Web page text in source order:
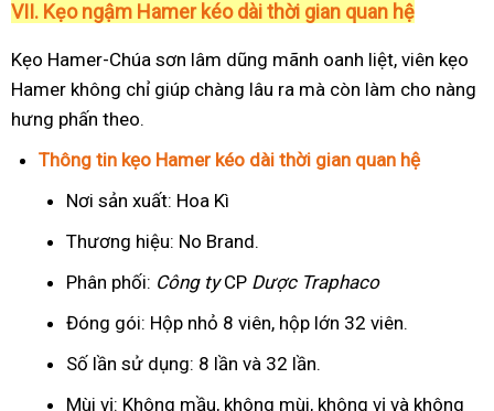
VII. Kẹo ngậm Hamer kéo dài thời gian quan hệ
Kẹo Hamer-Chúa sơn lâm dũng mãnh oanh liệt, viên kẹo
Hamer không chỉ giúp chàng lâu ra mà còn làm cho nàng
hưng phấn theo.
Thông tin kẹo Hamer kéo dài thời gian quan hệ
Nơi sản xuất: Hoa Kì
Thương hiệu: No Brand.
Phân phối: Công tyCP Dược Traphaco
Đóng gói: Hộp nhỏ 8 viên, hộp lớn 32 viên.
Số lần sử dụng: 8 lần và 32 lần.
Mùi vị: Không mầu, không mùi, không vị và không